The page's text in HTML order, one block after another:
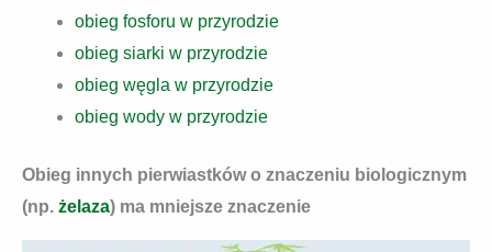
obieg fosforu w przyrodzie
obieg siarki w przyrodzie
obieg węgla w przyrodzie
obieg wody w przyrodzie
Obieg innych pierwiastków o znaczeniu biologicznym
(np. żelaza) ma mniejsze znaczenie